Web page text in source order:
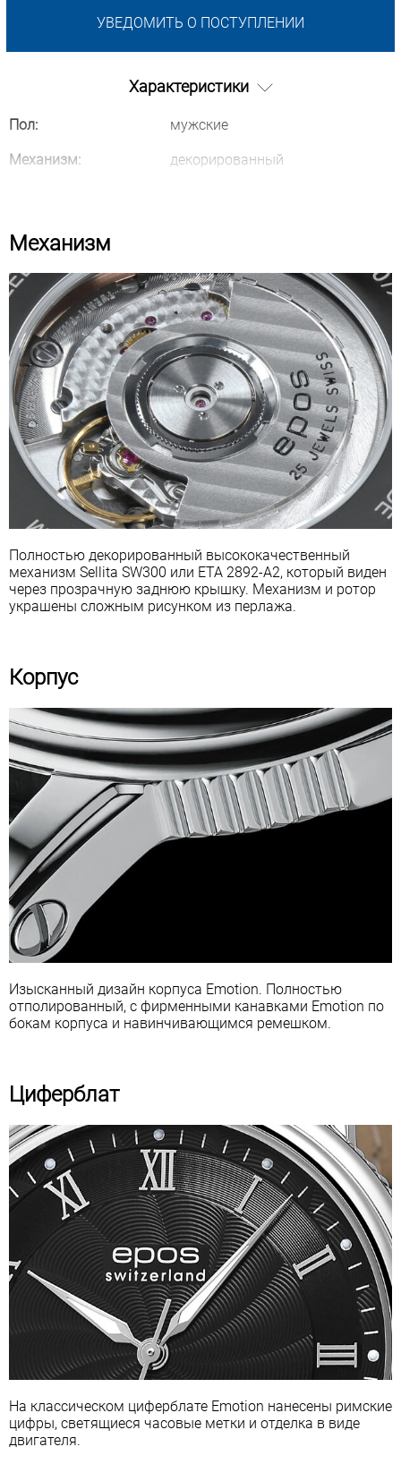
УВЕДОМИТЬ О ПОСТУПЛЕНИИ
Характеристики
Пол: мужские
Механизм: декорированный
Механизм
Полностью декорированный высококачественный
механизм Sellita SW300 или ETA 2892-A2, который виден
через прозрачную заднюю крышку. Механизм и ротор
украшены сложным рисунком из перлажа.
Корпус
Изысканный дизайн корпуса Emotion. Полностью
отполированный, с фирменными канавками Emotion по
бокам корпуса и навинчивающимся ремешком.
Циферблат
На классическом циферблате Emotion нанесены римские
цифры, светящиеся часовые метки и отделка в виде
двигателя.